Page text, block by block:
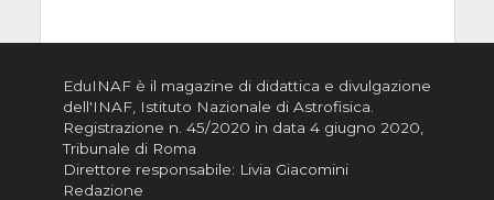
EduINAF è il magazine di didattica e divulgazione
dell'INAF, Istituto Nazionale di Astrofisica
Registrazione n. 45/2020 in data 4 giugno 2020,
Tribunale di Roma
Direttore responsabile: Livia Giacomini
Redazione